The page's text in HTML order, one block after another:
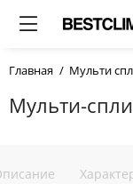
Главная Мульти
Мульти-